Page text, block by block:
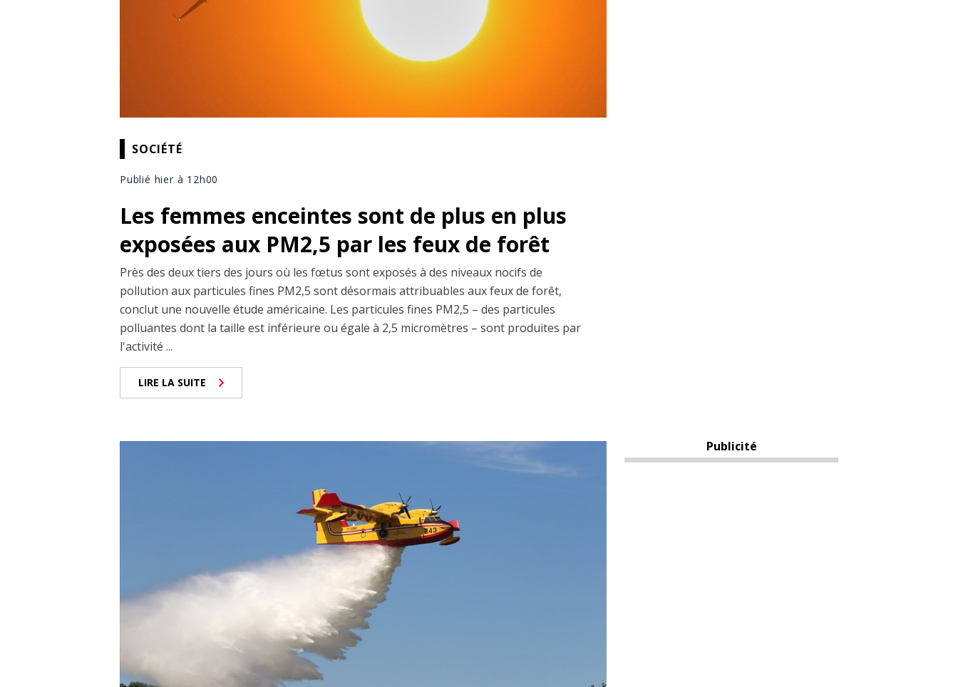
SOCIÉTÉ
Publié hier à 12h00
Les femmes enceintes sont de plus en plus
exposées aux PM2,5 par les feux de forêt
Près des deux tiers des jours où les fœtus sont exposés à des niveaux nocifs de
pollution aux particules fines PM2,5 sont désormais attribuables aux feux de forêt,
conclut une nouvelle étude américaine. Les particules fines PM2,5 – des particules
polluantes dont la taille est inférieure ou égale à 2,5 micromètres – sont produites par
l'activité ...
LIRE LA SUITE
Publicité